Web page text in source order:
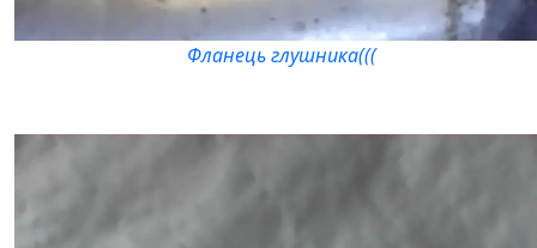
Фланець глушника(((